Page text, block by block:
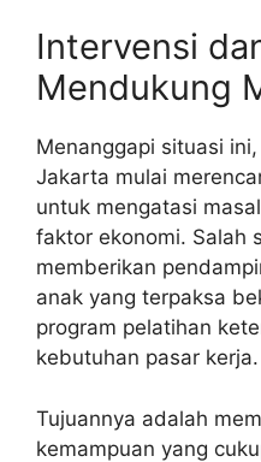
Intervensi
Mendukung
Menanggapi situasi
Jakarta mulai
untuk mengatasi
faktor ekonomi. Salah
memberikan
anak yang terpaksa
program pelatihan
kebutuhan pasar kerja.
Tujuannya adalah
kemampuan yang